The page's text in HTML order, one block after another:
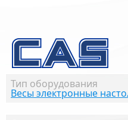
Тип оборудования
Весы электронные